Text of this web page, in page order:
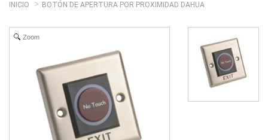
INICIO BOTÓN DE APERTURA POR PROXIMIDAD DAHUA
Zoom